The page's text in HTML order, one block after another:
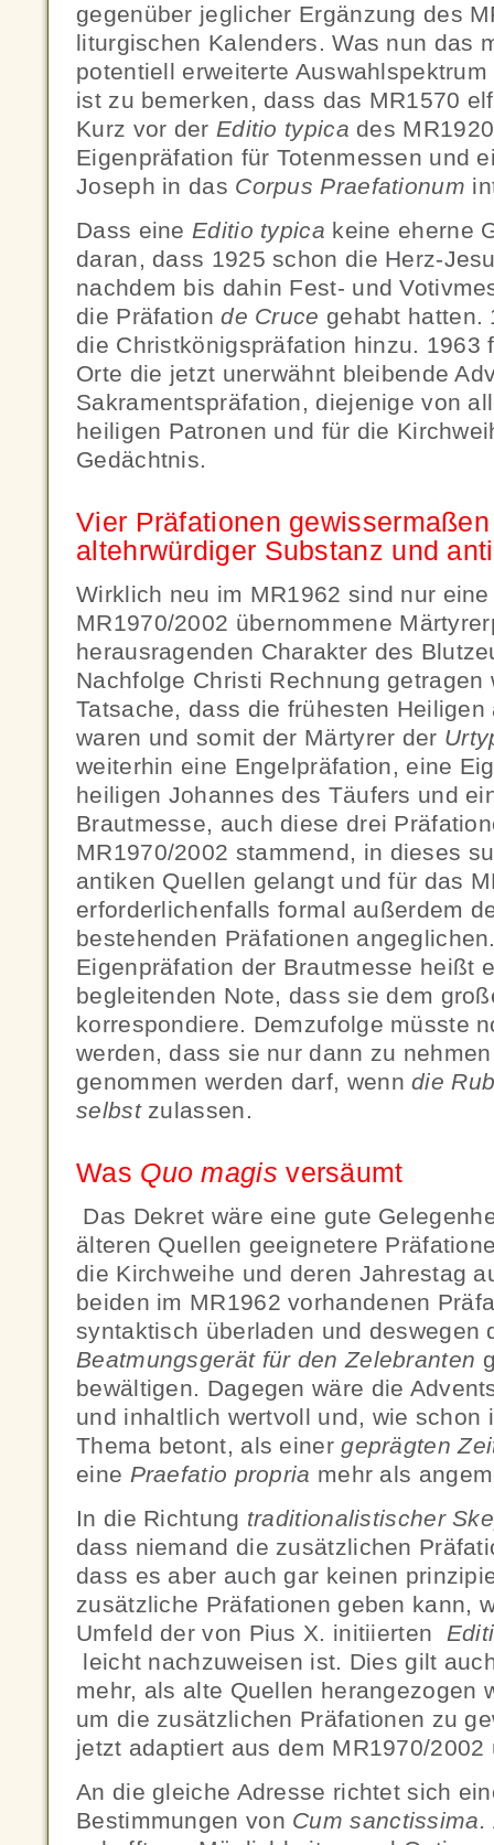
gegenüber jeglicher Ergänzung des
liturgischen Kalenders. Was nun das
potentiell erweiterte
ist zu bemerken, dass das MR1570
Kurz vor der Editio typica des
Eigenpräfation für Totenmessen und
Joseph in das Corpus Praefationum
Dass eine Editio typica keine eherne
daran, dass 1925 schon die Herz-
nachdem bis dahin Fest- und
die Präfationde Cruce gehabt hatten.
die Christkönigspräfation hinzu. 1963
Orte die jetzt unerwähnt bleibende
Sakramentspräfation, diejenige von
heiligen Patronen und für die
Gedächtnis.
Vier Präfationen
altehrwürdiger Substanz und
Wirklich neu im MR1962 sind nur
MR1970/2002 übernommene
herausragenden Charakter des
Nachfolge Christi Rechnung
Tatsache, dass die frühesten
waren und somit der Märtyrer der
weiterhin eine Engelpräfation, eine
heiligen Johannes des Täufers und
Brautmesse, auch diese drei
MR1970/2002 stammend, in dieses
antiken Quellen gelangt und für das
erforderlichenfalls formal außerdem
bestehenden Präfationen
Eigenpräfation der Brautmesse heißt
begleitenden Note, dass sie dem
korrespondiere. Demzufolge müsste
werden, dass sie nur dann zu
genommen werden darf, wenndie
selbstzulassen.
Was Quo magisversäumt
Das Dekret wäre eine gute
älteren Quellen geeignetere
die Kirchweihe und deren Jahrestag
beiden im MR1962 vorhandenen
syntaktisch überladen und deswegen
Beatmungsgerät für den Zelebranten
bewältigen. Dagegen wäre die
und inhaltlich wertvoll und, wie schon
Thema betont, als einergeprägten
eine Praefatio propria mehr als
In die Richtung traditionalistischer
dass niemand die zusätzlichen
dass es aber auch gar keinen
zusätzliche Präfationen geben kann,
Umfeld der von Pius X. initiierten
leicht nachzuweisen ist. Dies gilt
mehr, als alte Quellen herangezogen
um die zusätzlichen Präfationen zu
jetzt adaptiert aus dem MR1970/
An die gleiche Adresse richtet sich
Bestimmungen von Cum sanctissima.